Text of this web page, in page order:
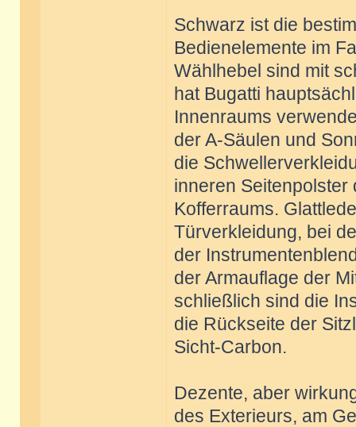
Schwarz ist die
Bedienelemente im
Wählhebel sind mit
hat Bugatti
Innenraums
der A-Säulen und
die
inneren Seitenpolster
Kofferraums.
Türverkleidung, bei
der
der Armauflage der
schließlich sind die
die Rückseite der
Sicht-Carbon.
Dezente, aber
des Exterieurs, am